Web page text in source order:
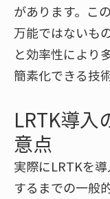
があります​。こ
万能ではないも
と効率性により
簡素化できる技
LRTK導入
意点
実際にLRTKを
するまでの一般